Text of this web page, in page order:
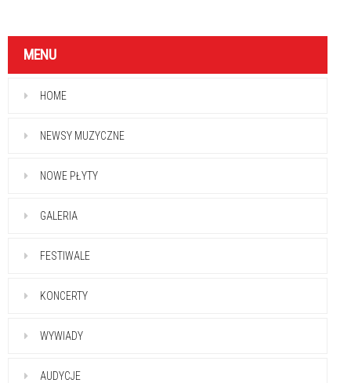
MENU
HOME
NEWSY MUZYCZNE
NOWE PŁYTY
GALERIA
FESTIWALE
KONCERTY
WYWIADY
AUDYCJE